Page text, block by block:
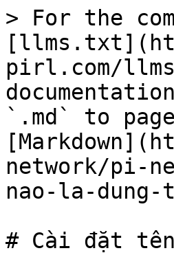
> For the
pirl.com/
`.md` to
network/pi-
nao-la-
# Cài đặt